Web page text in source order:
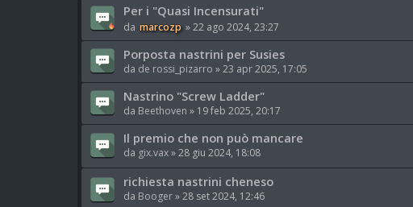
Per i "Quasi Incensurati"
da marcozp »22 ago 2024, 23:27
Porposta nastrini per Susies
da de rossi_pizarro »23 apr 2025, 17:05
Nastrino "Screw Ladder"
da Beethoven » 19 feb 2025, 20:17
Il premio che non può mancare
da gix.vax»28 giu 2024, 18:08
richiesta nastrini cheneso
da Booger»28 set 2024, 12:46